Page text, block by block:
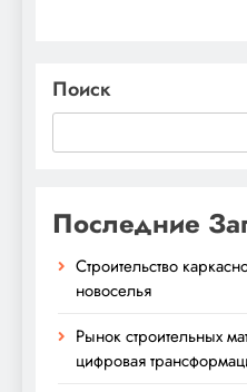
Поиск
Последние
Строительство
новоселья
Рынок строительных
цифровая